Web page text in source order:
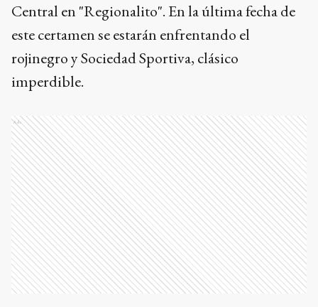
Central en "Regionalito". En la última fecha de
este certamen se estarán enfrentando el
rojinegro y Sociedad Sportiva, clásico
imperdible.
Ads